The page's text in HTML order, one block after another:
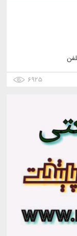
۶۹۲۵